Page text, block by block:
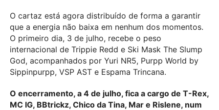
O cartaz está agora distribuído de forma a garantir
que a energia não baixa em nenhum dos momentos.
O primeiro dia, 3 de julho, recebe o peso
internacional de Trippie Redd e Ski Mask The Slump
God, acompanhados por Yuri NR5, Purpp World by
Sippinpurpp, VSP AST e Espama Trincana.
O encerramento, a 4 de julho, fica a cargo de T-Rex,
MC IG, BBtrickz, Chico da Tina, Mar e Rislene, num